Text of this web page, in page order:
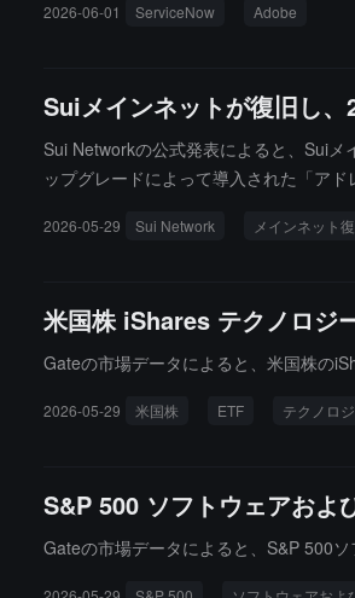
2026-06-01 ServiceNow Adobe
Suiメインネットが復旧し、
Sui Networkの公式発表によると、Sui
ップグレードによって導入された「ア
し、メインネットが再び停止しました
2026-05-29 Sui Network メインネット
米国株 iShares テクノロジ
Gateの市場データによると、米国株の
2026-05-29 米国株 ETF テクノロ
S&P 500 ソフトウェアおよ
Gateの市場データによると、S&P 500